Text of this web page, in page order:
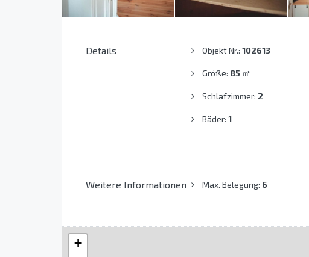
Details Objekt Nr.: 102613
Größe: 85 ㎡
Schlafzimmer: 2
Bäder: 1
Weitere Informationen Max. Belegung: 6
+